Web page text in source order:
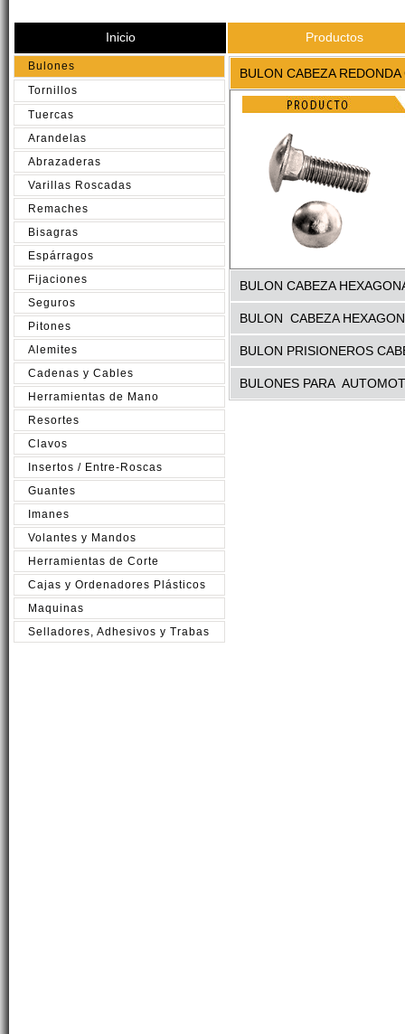
Inicio Productos
Bulones
Tornillos
Tuercas
Arandelas
Abrazaderas
Varillas Roscadas
Remaches
Bisagras
Espárragos
Fijaciones
Seguros
Pitones
Alemites
Cadenas y Cables
Herramientas de Mano
Resortes
Clavos
Insertos / Entre-Roscas
Guantes
Imanes
Volantes y Mandos
Herramientas de Corte
Cajas y Ordenadores Plásticos
Maquinas
Selladores, Adhesivos y Trabas
BULON CABEZA
BULON CABEZA
BULON CABEZA
BULON PRISIONEROS
BULONES PARA